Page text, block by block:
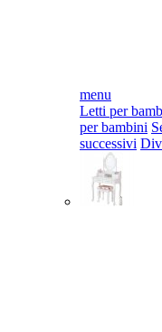
menu
Letti per
per bambini
successivi